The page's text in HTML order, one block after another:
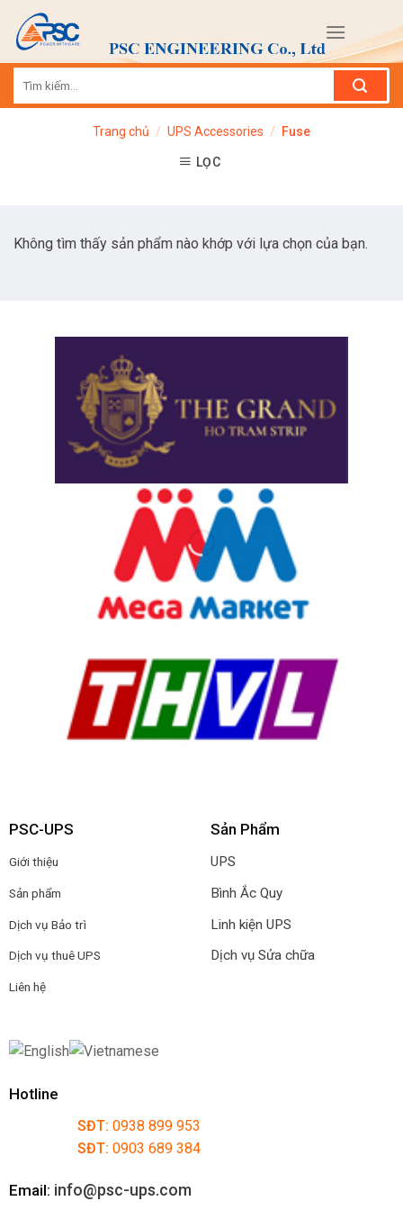
content
kiếm:
Trang chủ / UPS Accessories / Fuse
LỌC
Không tìm thấy sản phẩm nào khớp với lựa chọn của bạn.
PSC-UPS
Giới thiệu
Sản phẩm
Dịch vụ Bảo trì
Dịch vụ thuê UPS
Liên hệ
Sản Phẩm
UPS
Bình Ắc Quy
Linh kiện UPS
Dịch vụ Sửa chữa
Hotline
SĐT: 0938 899 953
SĐT: 0903 689 384
Email: info@psc-ups.com